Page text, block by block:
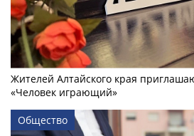
Жителей Алтайского края
«Человек играющий»
Общество